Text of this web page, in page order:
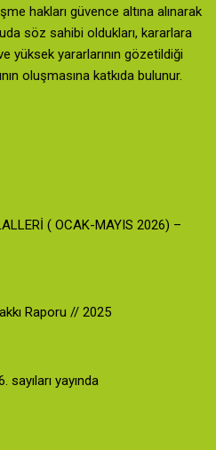
hakları güvence altına alınarak
söz sahibi oldukları, kararlara
yüksek yararlarının gözetildiği
oluşmasına katkıda bulunur.
( OCAK-MAYIS 2026) –
Raporu // 2025
sayıları yayında